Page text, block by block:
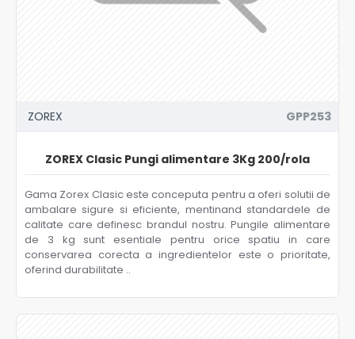
ZOREX GPP253
ZOREX Clasic Pungi alimentare 3Kg 200/rola
Gama Zorex Clasic este conceputa pentru a oferi solutii de
ambalare sigure si eficiente, mentinand standardele de
calitate care definesc brandul nostru. Pungile alimentare
de 3 kg sunt esentiale pentru orice spatiu in care
conservarea corecta a ingredientelor este o prioritate,
oferind durabilitate ..